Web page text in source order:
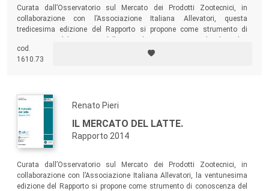
Curata dall’Osservatorio sul Mercato dei Prodotti Zootecnici, in
collaborazione con l’Associazione Italiana Allevatori, questa
tredicesima edizione del Rapporto si propone come strumento di
a diverso titolo sono chiamati a contribuire al suo funzionamento.
cod.
1610.73
Renato Pieri
IL MERCATO DEL LATTE.
Rapporto 2014
Curata dall’Osservatorio sul Mercato dei Prodotti Zootecnici, in
collaborazione con l’Associazione Italiana Allevatori, la ventunesima
edizione del Rapporto si propone come strumento di conoscenza del